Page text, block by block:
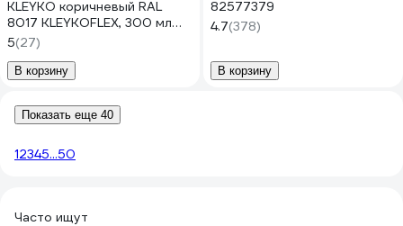
KLEYKO коричневый RAL
8017 KLEYKOFLEX, 300 мл
KFX-BR-300
5(27)
В корзину
82577379
4.7(378)
В корзину
Показать еще 40
12345...50
Часто ищут